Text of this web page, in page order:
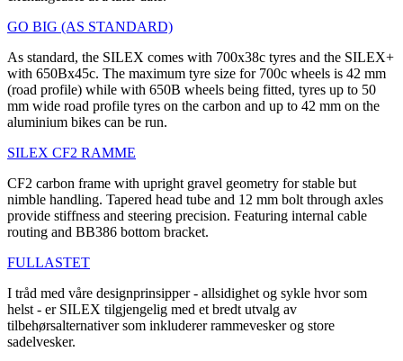
GO BIG (AS STANDARD)
As standard, the SILEX comes with 700x38c tyres and the SILEX+
with 650Bx45c. The maximum tyre size for 700c wheels is 42 mm
(road profile) while with 650B wheels being fitted, tyres up to 50
mm wide road profile tyres on the carbon and up to 42 mm on the
aluminium bikes can be run.
SILEX CF2 RAMME
CF2 carbon frame with upright gravel geometry for stable but
nimble handling. Tapered head tube and 12 mm bolt through axles
provide stiffness and steering precision. Featuring internal cable
routing and BB386 bottom bracket.
FULLASTET
I tråd med våre designprinsipper - allsidighet og sykle hvor som
helst - er SILEX tilgjengelig med et bredt utvalg av
tilbehørsalternativer som inkluderer rammevesker og store
sadelvesker.